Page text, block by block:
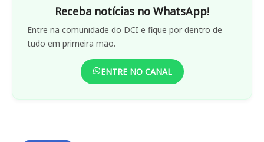
Receba notícias no WhatsApp!
Entre na comunidade do DCI e fique por dentro de
tudo em primeira mão.
ENTRE NO CANAL